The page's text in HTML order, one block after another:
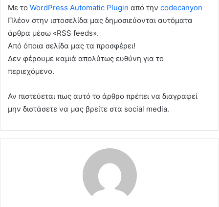
Με το WordPress Automatic Plugin από την codecanyon
Πλέον στην ιστοσελίδα μας δημοσιεύονται αυτόματα
άρθρα μέσω «RSS feeds».
Από όποια σελίδα μας τα προσφέρει!
Δεν φέρουμε καμιά απολύτως ευθύνη για το
περιεχόμενο.
Αν πιστεύεται πως αυτό το άρθρο πρέπει να διαγραφεί
μην διστάσετε να μας βρείτε στα social media.